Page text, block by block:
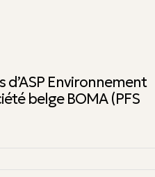
d’ASP Environnement
belge BOMA (PFS